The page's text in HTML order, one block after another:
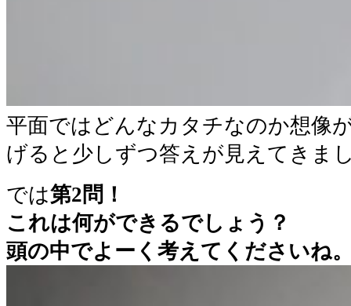
平面ではどんなカタチなのか想像
げると少しずつ答えが見えてきま
では第2問！
これは何ができるでしょう？
頭の中でよーく考えてくださいね